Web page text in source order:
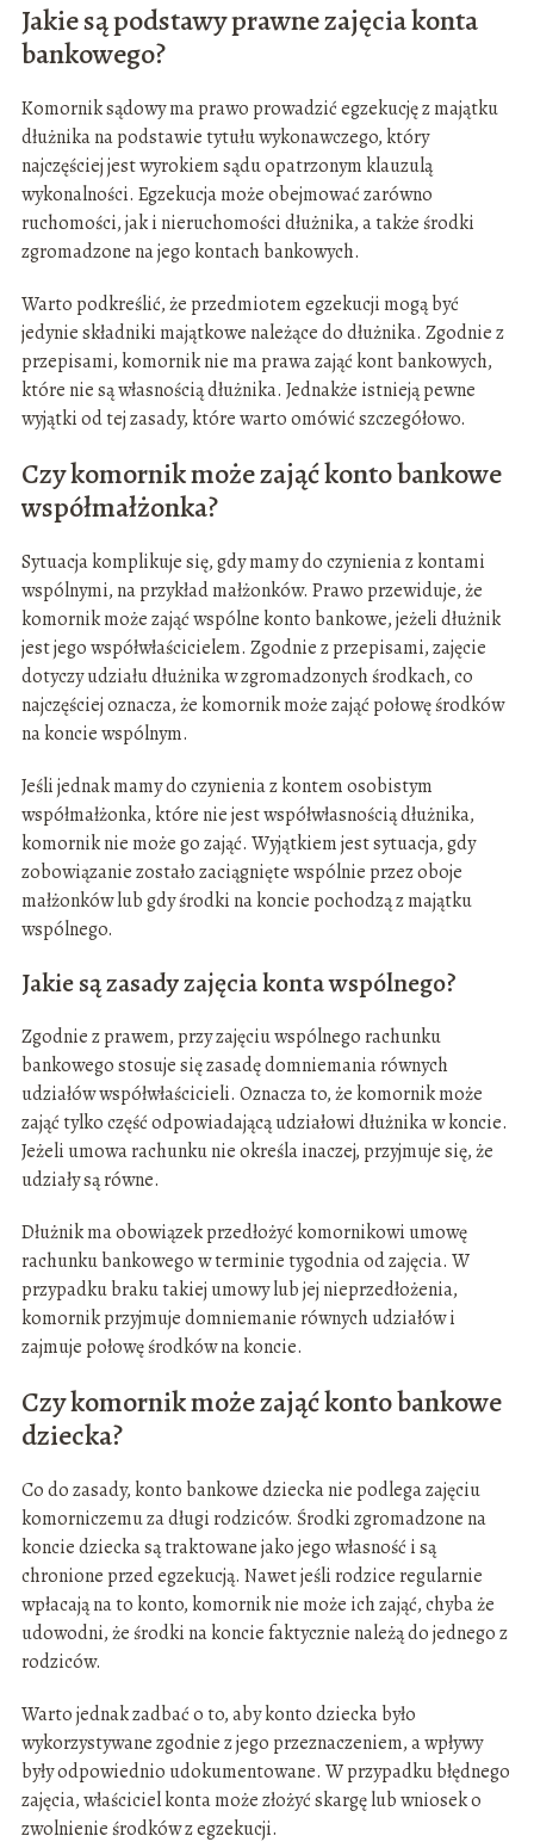
Jakie są podstawy prawne zajęcia konta
bankowego?
Komornik sądowy ma prawo prowadzić egzekucję z majątku
dłużnika na podstawie tytułu wykonawczego, który
najczęściej jest wyrokiem sądu opatrzonym klauzulą
wykonalności. Egzekucja może obejmować zarówno
ruchomości, jak i nieruchomości dłużnika, a także środki
zgromadzone na jego kontach bankowych.
Warto podkreślić, że przedmiotem egzekucji mogą być
jedynie składniki majątkowe należące do dłużnika. Zgodnie z
przepisami, komornik nie ma prawa zająć kont bankowych,
które nie są własnością dłużnika. Jednakże istnieją pewne
wyjątki od tej zasady, które warto omówić szczegółowo.
Czy komornik może zająć konto bankowe
współmałżonka?
Sytuacja komplikuje się, gdy mamy do czynienia z kontami
wspólnymi, na przykład małżonków. Prawo przewiduje, że
komornik może zająć wspólne konto bankowe, jeżeli dłużnik
jest jego współwłaścicielem. Zgodnie z przepisami, zajęcie
dotyczy udziału dłużnika w zgromadzonych środkach, co
najczęściej oznacza, że komornik może zająć połowę środków
na koncie wspólnym.
Jeśli jednak mamy do czynienia z kontem osobistym
współmałżonka, które nie jest współwłasnością dłużnika,
komornik nie może go zająć. Wyjątkiem jest sytuacja, gdy
zobowiązanie zostało zaciągnięte wspólnie przez oboje
małżonków lub gdy środki na koncie pochodzą z majątku
wspólnego.
Jakie są zasady zajęcia konta wspólnego?
Zgodnie z prawem, przy zajęciu wspólnego rachunku
bankowego stosuje się zasadę domniemania równych
udziałów współwłaścicieli. Oznacza to, że komornik może
zająć tylko część odpowiadającą udziałowi dłużnika w koncie.
Jeżeli umowa rachunku nie określa inaczej, przyjmuje się, że
udziały są równe.
Dłużnik ma obowiązek przedłożyć komornikowi umowę
rachunku bankowego w terminie tygodnia od zajęcia. W
przypadku braku takiej umowy lub jej nieprzedłożenia,
komornik przyjmuje domniemanie równych udziałów i
zajmuje połowę środków na koncie.
Czy komornik może zająć konto bankowe
dziecka?
Co do zasady, konto bankowe dziecka nie podlega zajęciu
komorniczemu za długi rodziców. Środki zgromadzone na
koncie dziecka są traktowane jako jego własność i są
chronione przed egzekucją. Nawet jeśli rodzice regularnie
wpłacają na to konto, komornik nie może ich zająć, chyba że
udowodni, że środki na koncie faktycznie należą do jednego z
rodziców.
Warto jednak zadbać o to, aby konto dziecka było
wykorzystywane zgodnie z jego przeznaczeniem, a wpływy
były odpowiednio udokumentowane. W przypadku błędnego
zajęcia, właściciel konta może złożyć skargę lub wniosek o
zwolnienie środków z egzekucji.